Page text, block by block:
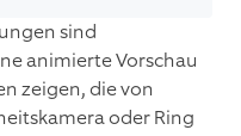
sind
animierte Vorschau
zeigen, die von
oder Ring